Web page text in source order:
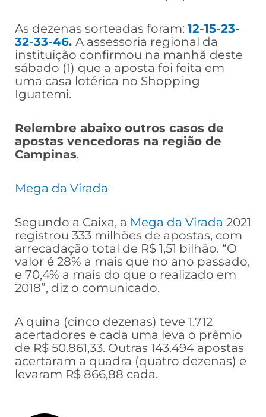
As dezenas sorteadas foram: 12-15-23-
32-33-46. A assessoria regional da
instituição confirmou na manhã deste
sábado (1) que a aposta foi feita em
uma casa lotérica no Shopping
Iguatemi.
Relembre abaixo outros casos de
apostas vencedoras na região de
Campinas.
Mega da Virada
Segundo a Caixa, a Mega da Virada 2021
registrou 333 milhões de apostas, com
arrecadação total de R$ 1,51 bilhão. “O
valor é 28% a mais que no ano passado,
e 70,4% a mais do que o realizado em
2018”, diz o comunicado.
A quina (cinco dezenas) teve 1.712
acertadores e cada uma leva o prêmio
de R$ 50.861,33. Outras 143.494 apostas
acertaram a quadra (quatro dezenas) e
levaram R$ 866,88 cada.